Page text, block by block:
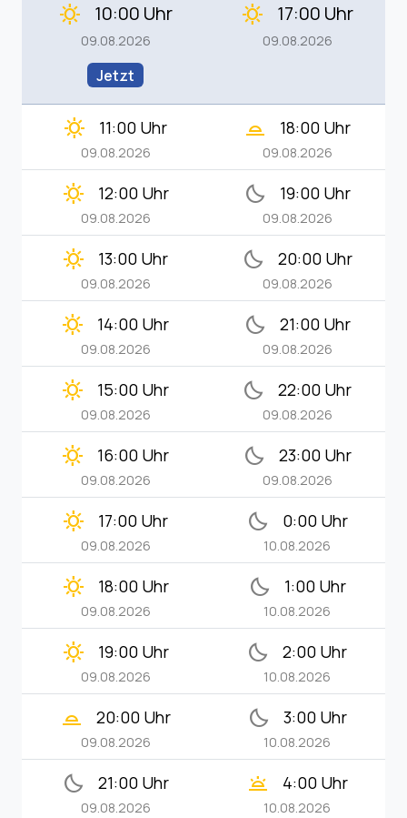
clear_day 10:00 Uhr
09.08.2026
Jetzt
clear_day 17:00 Uhr
09.08.2026
clear_day 11:00 Uhr
09.08.2026
wb_twilight_2 18:00 Uhr
09.08.2026
clear_day 12:00 Uhr
09.08.2026
bedtime 19:00 Uhr
09.08.2026
clear_day 13:00 Uhr
09.08.2026
bedtime 20:00 Uhr
09.08.2026
clear_day 14:00 Uhr
09.08.2026
bedtime 21:00 Uhr
09.08.2026
clear_day 15:00 Uhr
09.08.2026
bedtime 22:00 Uhr
09.08.2026
clear_day 16:00 Uhr
09.08.2026
bedtime 23:00 Uhr
09.08.2026
clear_day 17:00 Uhr
09.08.2026
bedtime 0:00 Uhr
10.08.2026
clear_day 18:00 Uhr
09.08.2026
bedtime 1:00 Uhr
10.08.2026
clear_day 19:00 Uhr
09.08.2026
bedtime 2:00 Uhr
10.08.2026
wb_twilight_2 20:00 Uhr
09.08.2026
bedtime 3:00 Uhr
10.08.2026
bedtime 21:00 Uhr
09.08.2026
wb_twilight 4:00 Uhr
10.08.2026